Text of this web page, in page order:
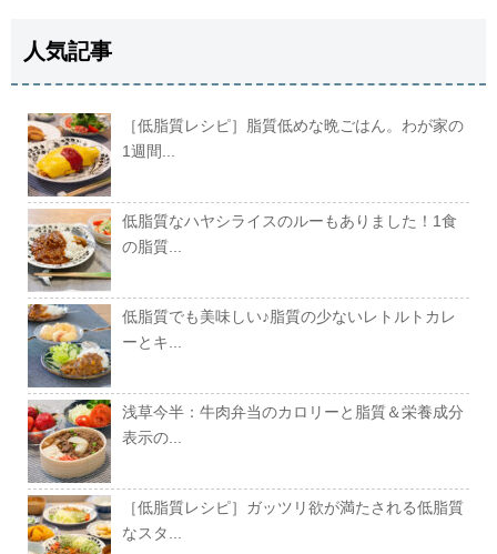
人気記事
［低脂質レシピ］脂質低めな晩ごはん。わが家の
1週間...
低脂質なハヤシライスのルーもありました！1食
の脂質...
低脂質でも美味しい♪脂質の少ないレトルトカレ
ーとキ...
浅草今半：牛肉弁当のカロリーと脂質＆栄養成分
表示の...
［低脂質レシピ］ガッツリ欲が満たされる低脂質
なスタ...